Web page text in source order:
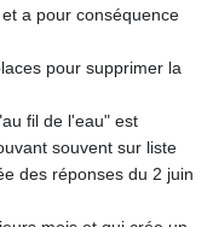
a pour conséquence
pour supprimer la
fil de l'eau" est
souvent sur liste
des réponses du 2 juin